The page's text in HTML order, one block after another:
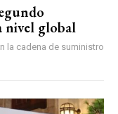
nivel global
la cadena de suministro